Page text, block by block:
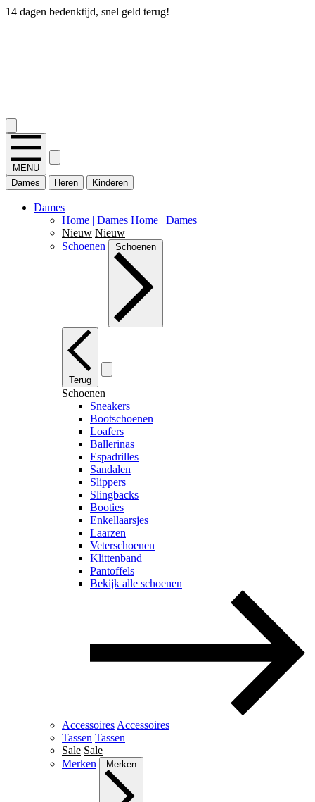
14 dagen bedenktijd, snel geld terug!
MENU
Dames
Heren Kinderen
Dames
Home | Dames Home | Dames
Nieuw Nieuw
Schoenen
Schoenen
Terug
Schoenen
Sneakers
Bootschoenen
Loafers
Ballerinas
Espadrilles
Sandalen
Slippers
Slingbacks
Booties
Enkellaarsjes
Laarzen
Veterschoenen
Klittenband
Pantoffels
Bekijk alle schoenen
Accessoires Accessoires
Tassen Tassen
Sale Sale
Merken
Merken